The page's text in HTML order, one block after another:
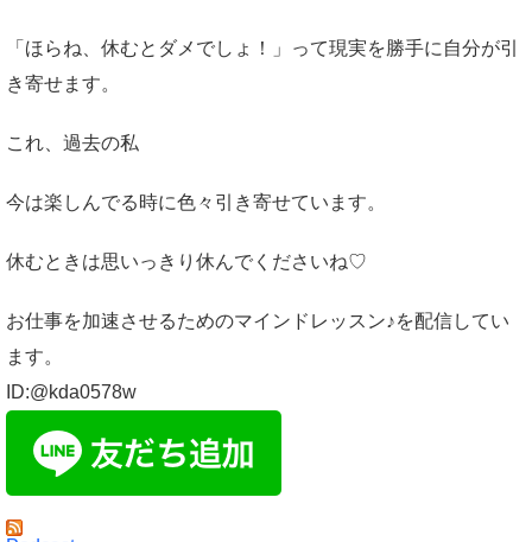
「ほらね、休むとダメでしょ！」って現実を勝手に自分が引
き寄せます。
これ、過去の私
今は楽しんでる時に色々引き寄せています。
休むときは思いっきり休んでくださいね♡
お仕事を加速させるためのマインドレッスン♪を配信してい
ます。
ID:@kda0578w